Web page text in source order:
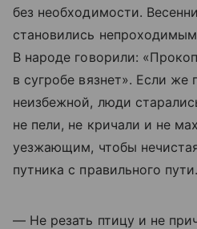
без необходимости.
становились
В народе говорили:
в сугробе вязнет». Если же
неизбежной, люди
не пели, не кричали и не
уезжающим, чтобы
путника с правильного пути.
— Не резать птицу и не